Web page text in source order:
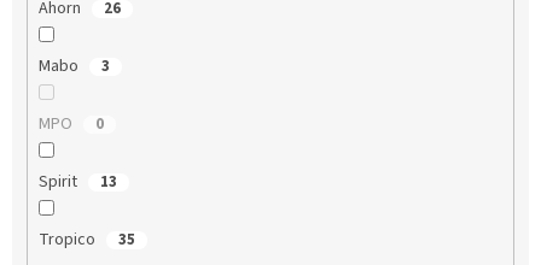
Ahorn 26
Mabo 3
MPO 0
Spirit 13
Tropico 35